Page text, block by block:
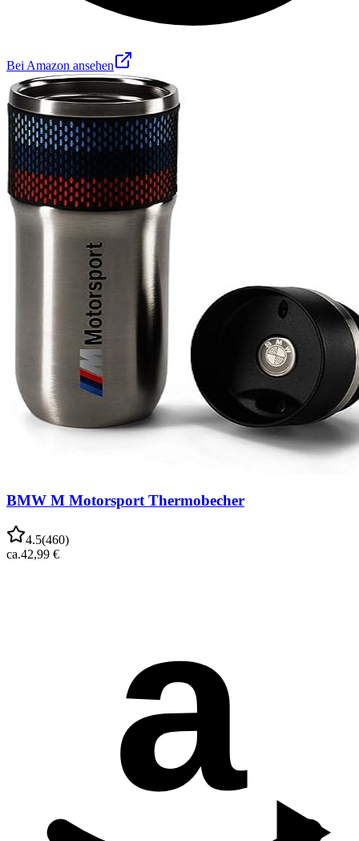
Bei Amazon ansehen
BMW M Motorsport Thermobecher
4.5(460)
ca.42,99 €
a